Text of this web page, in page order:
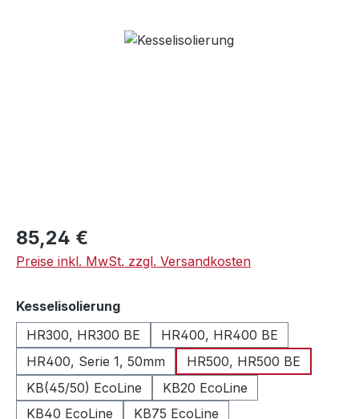
Bildergalerie überspringen
Regulärer Preis:
85,24 €
Preise inkl. MwSt. zzgl. Versandkosten
Kesselisolierungauswählen
HR300, HR300 BE
HR400, HR400 BE
HR400, Serie 1, 50mm
HR500, HR500 BE
KB(45/50) EcoLine
KB20 EcoLine
KB40 EcoLine
KB75 EcoLine